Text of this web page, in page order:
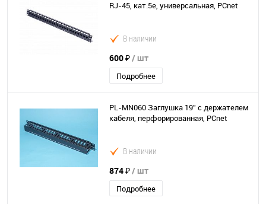
RJ-45, кат.5е, универсальная, PСnet
В наличии
600 ₽/ шт
Подробнее
PL-MN060 Заглушка 19" с держателем
кабеля, перфорированная, PCnet
В наличии
874 ₽/ шт
Подробнее